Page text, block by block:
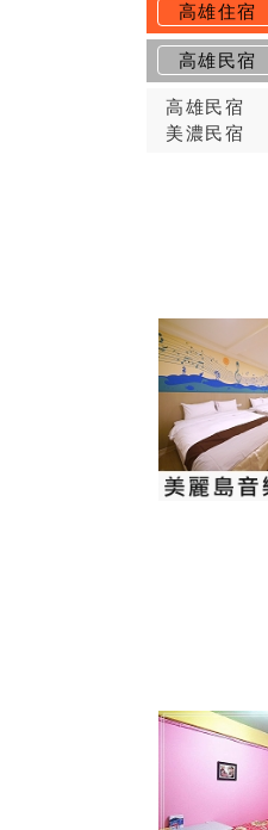
高雄住宿
高雄民宿
高雄民宿
美濃民宿